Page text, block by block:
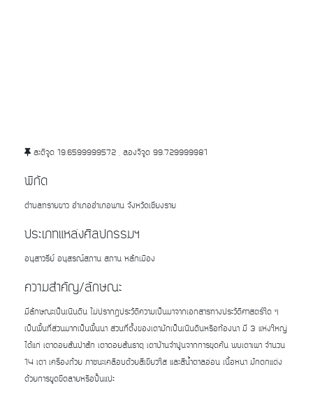
ละติจูด 19.6599999572 , ลองจิจูด 99.729999981
พิกัด
ตำบลทรายขาว อำเภออำเภอพาน จังหวัดเชียงราย
ประเภทแหล่งศิลปกรรมฯ
อนุสาวรีย์ อนุสรณ์สถาน สถาน หลักเมือง
ความสำคัญ/ลักษณะ
มีลักษณะเป็นเนินดิน ไม่ปรากฏประวัติความเป็นมาจากเอกสารทางประวัติศาสตร์ใด ๆ
เป็นพื้นที่ส่วนมากเป็นพื้นนา ส่วนที่ตั้งของเตามักเป็นเนินดินหรือท้องนา มี 3 แห่งใหญ่
ได้แก่ เตาดอยสันป่าสัก เตาดอยสันธาตุ เตาบ้านจำปูนจากการขุดค้น พบเตาเผา จำนวน
14 เตา เครื่องถ้วย ภาชนะเคลือบด้วยสีเขียวใส และสีน้ำตาลอ่อน เนื้อหนา มักตกแต่ง
ด้วยการขูดขีดลายหรือปั้นแปะ